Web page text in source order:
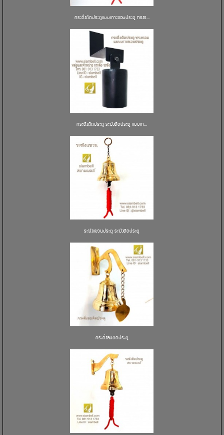
กระดิ่งติดประตูแบบเกาะขอบประตู ทรงร...
กระดิ่งติดประตู ระฆังติดประตู แบบเก...
ระฆังแขวนประตู ระฆังติดประตู
กระดิ่งลมติดประตู